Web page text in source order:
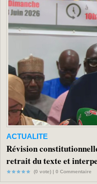
ACTUALITE
Révision
retrait du texte et
(0 vote) | 0 Commentaire